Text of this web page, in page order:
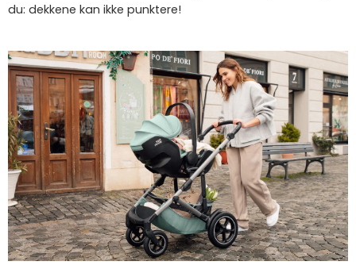
du: dekkene kan ikke punktere!